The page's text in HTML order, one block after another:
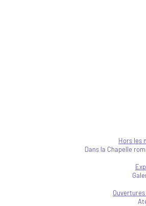
Hors les
Dans la Chapelle